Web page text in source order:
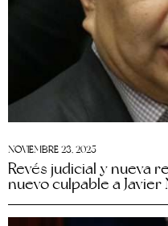
NOVIEMBRE 23, 2025
Revés judicial y nueva
nuevo culpable a